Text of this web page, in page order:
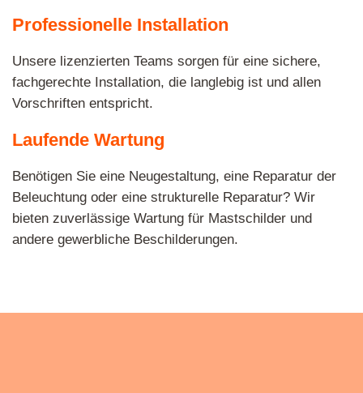
Professionelle Installation
Unsere lizenzierten Teams sorgen für eine sichere,
fachgerechte Installation, die langlebig ist und allen
Vorschriften entspricht.
Laufende Wartung
Benötigen Sie eine Neugestaltung, eine Reparatur der
Beleuchtung oder eine strukturelle Reparatur? Wir
bieten zuverlässige Wartung für Mastschilder und
andere gewerbliche Beschilderungen.